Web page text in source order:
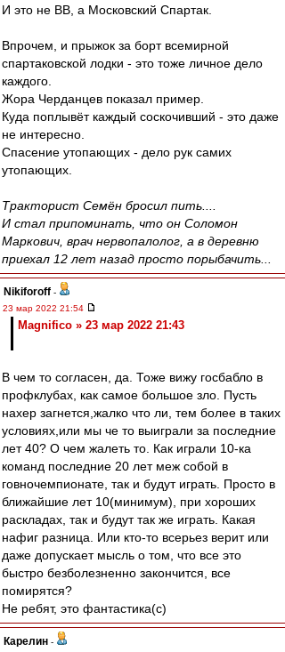
И это не ВВ, а Московский Спартак.
Впрочем, и прыжок за борт всемирной
спартаковской лодки - это тоже личное дело
каждого.
Жора Черданцев показал пример.
Куда поплывёт каждый соскочивший - это даже
не интересно.
Спасение утопающих - дело рук самих
утопающих.
Тракторист Семён бросил пить....
И стал припоминать, что он Соломон
Маркович, врач нервопалолог, а в деревню
приехал 12 лет назад просто порыбачить...
Nikiforoff -
23 мар 2022 21:54
Magnifico » 23 мар 2022 21:43
В чем то согласен, да. Тоже вижу госбабло в
профклубах, как самое большое зло. Пусть
нахер загнется,жалко что ли, тем более в таких
условиях,или мы че то выиграли за последние
лет 40? О чем жалеть то. Как играли 10-ка
команд последние 20 лет меж собой в
говночемпионате, так и будут играть. Просто в
ближайшие лет 10(минимум), при хороших
раскладах, так и будут так же играть. Какая
нафиг разница. Или кто-то всерьез верит или
даже допускает мысль о том, что все это
быстро безболезненно закончится, все
помирятся?
Не ребят, это фантастика(с)
Карелин -